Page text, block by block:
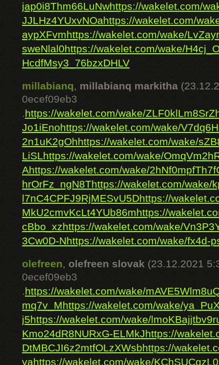
jap0i8Thm66LuNwhttps://wakelet.com/
JJLHz4YUxvNOahttps://wakelet.com/
aypXFvmhttps://wakelet.com/wake/
sweNlal0https://wakelet.com/wake/
HcdfMsy3_76bzxDHLV
millabianq, millabianq markitha
0ecef09eb3
.https://wakelet.com/wake/
Jo1iEnohttps://wakelet.com/wake/
2n1uK2gOhhttps://wakelet.com/wake/
LiSLhttps://wakelet.com/wake/
Ahttps://wakelet.com/wake/
hrOrFz_ngN8Thttps://wakelet.com/wake/
l7nC4CPFJ9RjMESvU5Dhttps://
MkU2cmvKcLt4YUb86mhttps://
cBbo_xzhttps://wakelet.com/wake/
3Cw0D-Nhttps://wakelet.com/wake/fx4d-
olefreen, olefreen slovak (23.12.2021
0ecef09eb3
.https://wakelet.com/wake/
mq7v_Mhttps://wakelet.com/wake/
j5https://wakelet.com/wake/
Kmo24dR8NURxG-ELMkJhttps://
DtMBCJI6z2mtfOLzXWsbhttps://
yahttps://wakelet.com/wake/